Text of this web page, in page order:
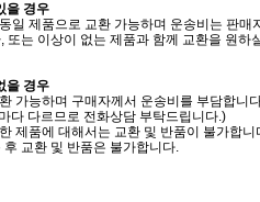
을 경우
일 제품으로 교환 가능하며 운송비는 판매
또는 이상이 없는 제품과 함께 교환을 원하
을 경우
가능하며 구매자께서 운송비를 부담합니
다 다르므로 전화상담 부탁드립니다.)
제품에 대해서는 교환 및 반품이 불가합니
교환 및 반품은 불가합니다.